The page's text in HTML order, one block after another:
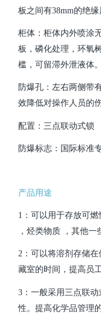
板之间有38mm的绝缘
柜体：柜体内外喷涂
板，磷化处理，环氧
槛，可留滞外泄液体
防爆孔：左右两侧带
效降低对操作人员的伤
配置：三点联动式锁
防爆标志：国际标准
产品用途
1：可以用于存放可
，烃类物质 ，其他一
2：可以将溶剂存储
藏室的时间，提高员
3：一般采用三点联
性。提高化学品管理